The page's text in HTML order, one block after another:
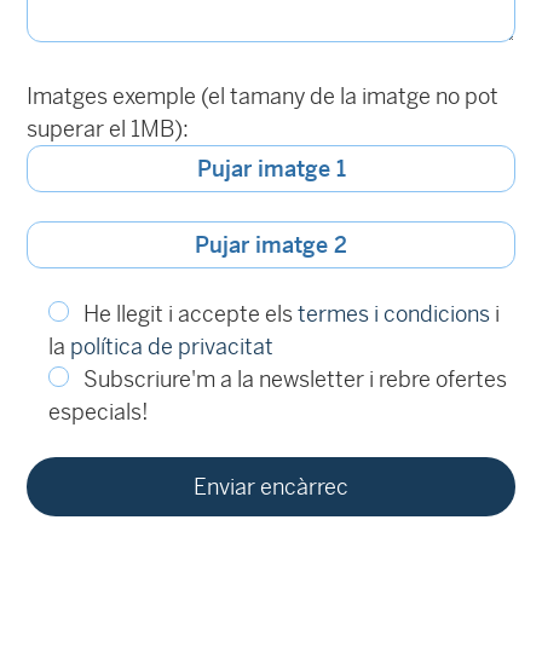
Imatges exemple (el tamany de la imatge no pot
superar el 1MB):
Pujar imatge 1
Pujar imatge 2
He llegit i accepte elstermes i condicions i
la política de privacitat
Subscriure'm a la newsletter i rebre ofertes
especials!